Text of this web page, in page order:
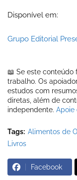
Disponível em:
Grupo Editorial
📖 Se este conteúdo
trabalho. Os
estudos com
diretas, além de
independente. Apoie
Tags: Alimentos de
Livros
Facebook